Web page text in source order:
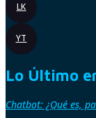
LK
YT
Lo Último
Chatbot: ¿Qué es,